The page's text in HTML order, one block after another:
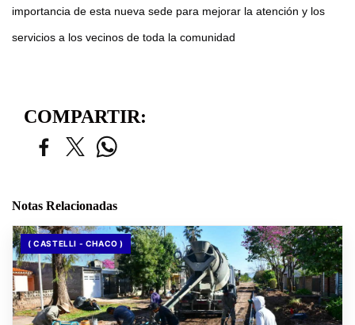
importancia de esta nueva sede para mejorar la atención y los
servicios a los vecinos de toda la comunidad
COMPARTIR:
Notas Relacionadas
( CASTELLI - CHACO )